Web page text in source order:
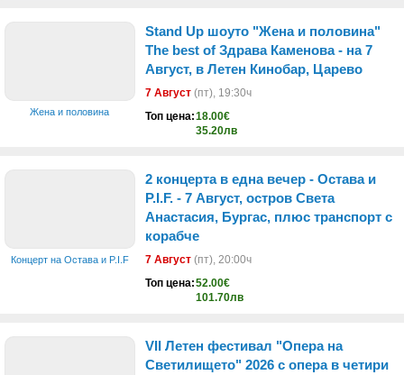
Жена и половина
Stand Up шоуто "Жена и половина"
The best of Здрава Каменова - на 7
Август, в Летен Кинобар, Царево
7 Август (пт), 19:30ч
Топ цена:18.00€
35.20лв
Концерт на Остава и P.I.F
2 концерта в една вечер - Остава и
P.I.F. - 7 Август, остров Света
Анастасия, Бургас, плюс транспорт с
корабче
7 Август (пт), 20:00ч
Топ цена:52.00€
101.70лв
VII Летен фестивал "Опера на
Светилището" 2026 с опера в четири